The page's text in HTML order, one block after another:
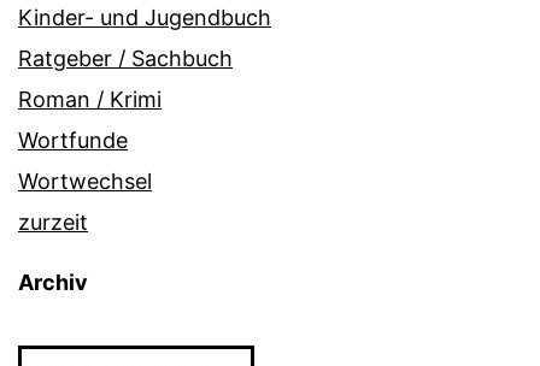
Kinder- und Jugendbuch
Ratgeber / Sachbuch
Roman / Krimi
Wortfunde
Wortwechsel
zurzeit
Archiv